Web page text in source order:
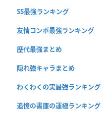
SS最強ランキング
友情コンボ最強ランキング
歴代最強まとめ
隠れ強キャラまとめ
わくわくの実最強ランキング
追憶の書庫の運極ランキング